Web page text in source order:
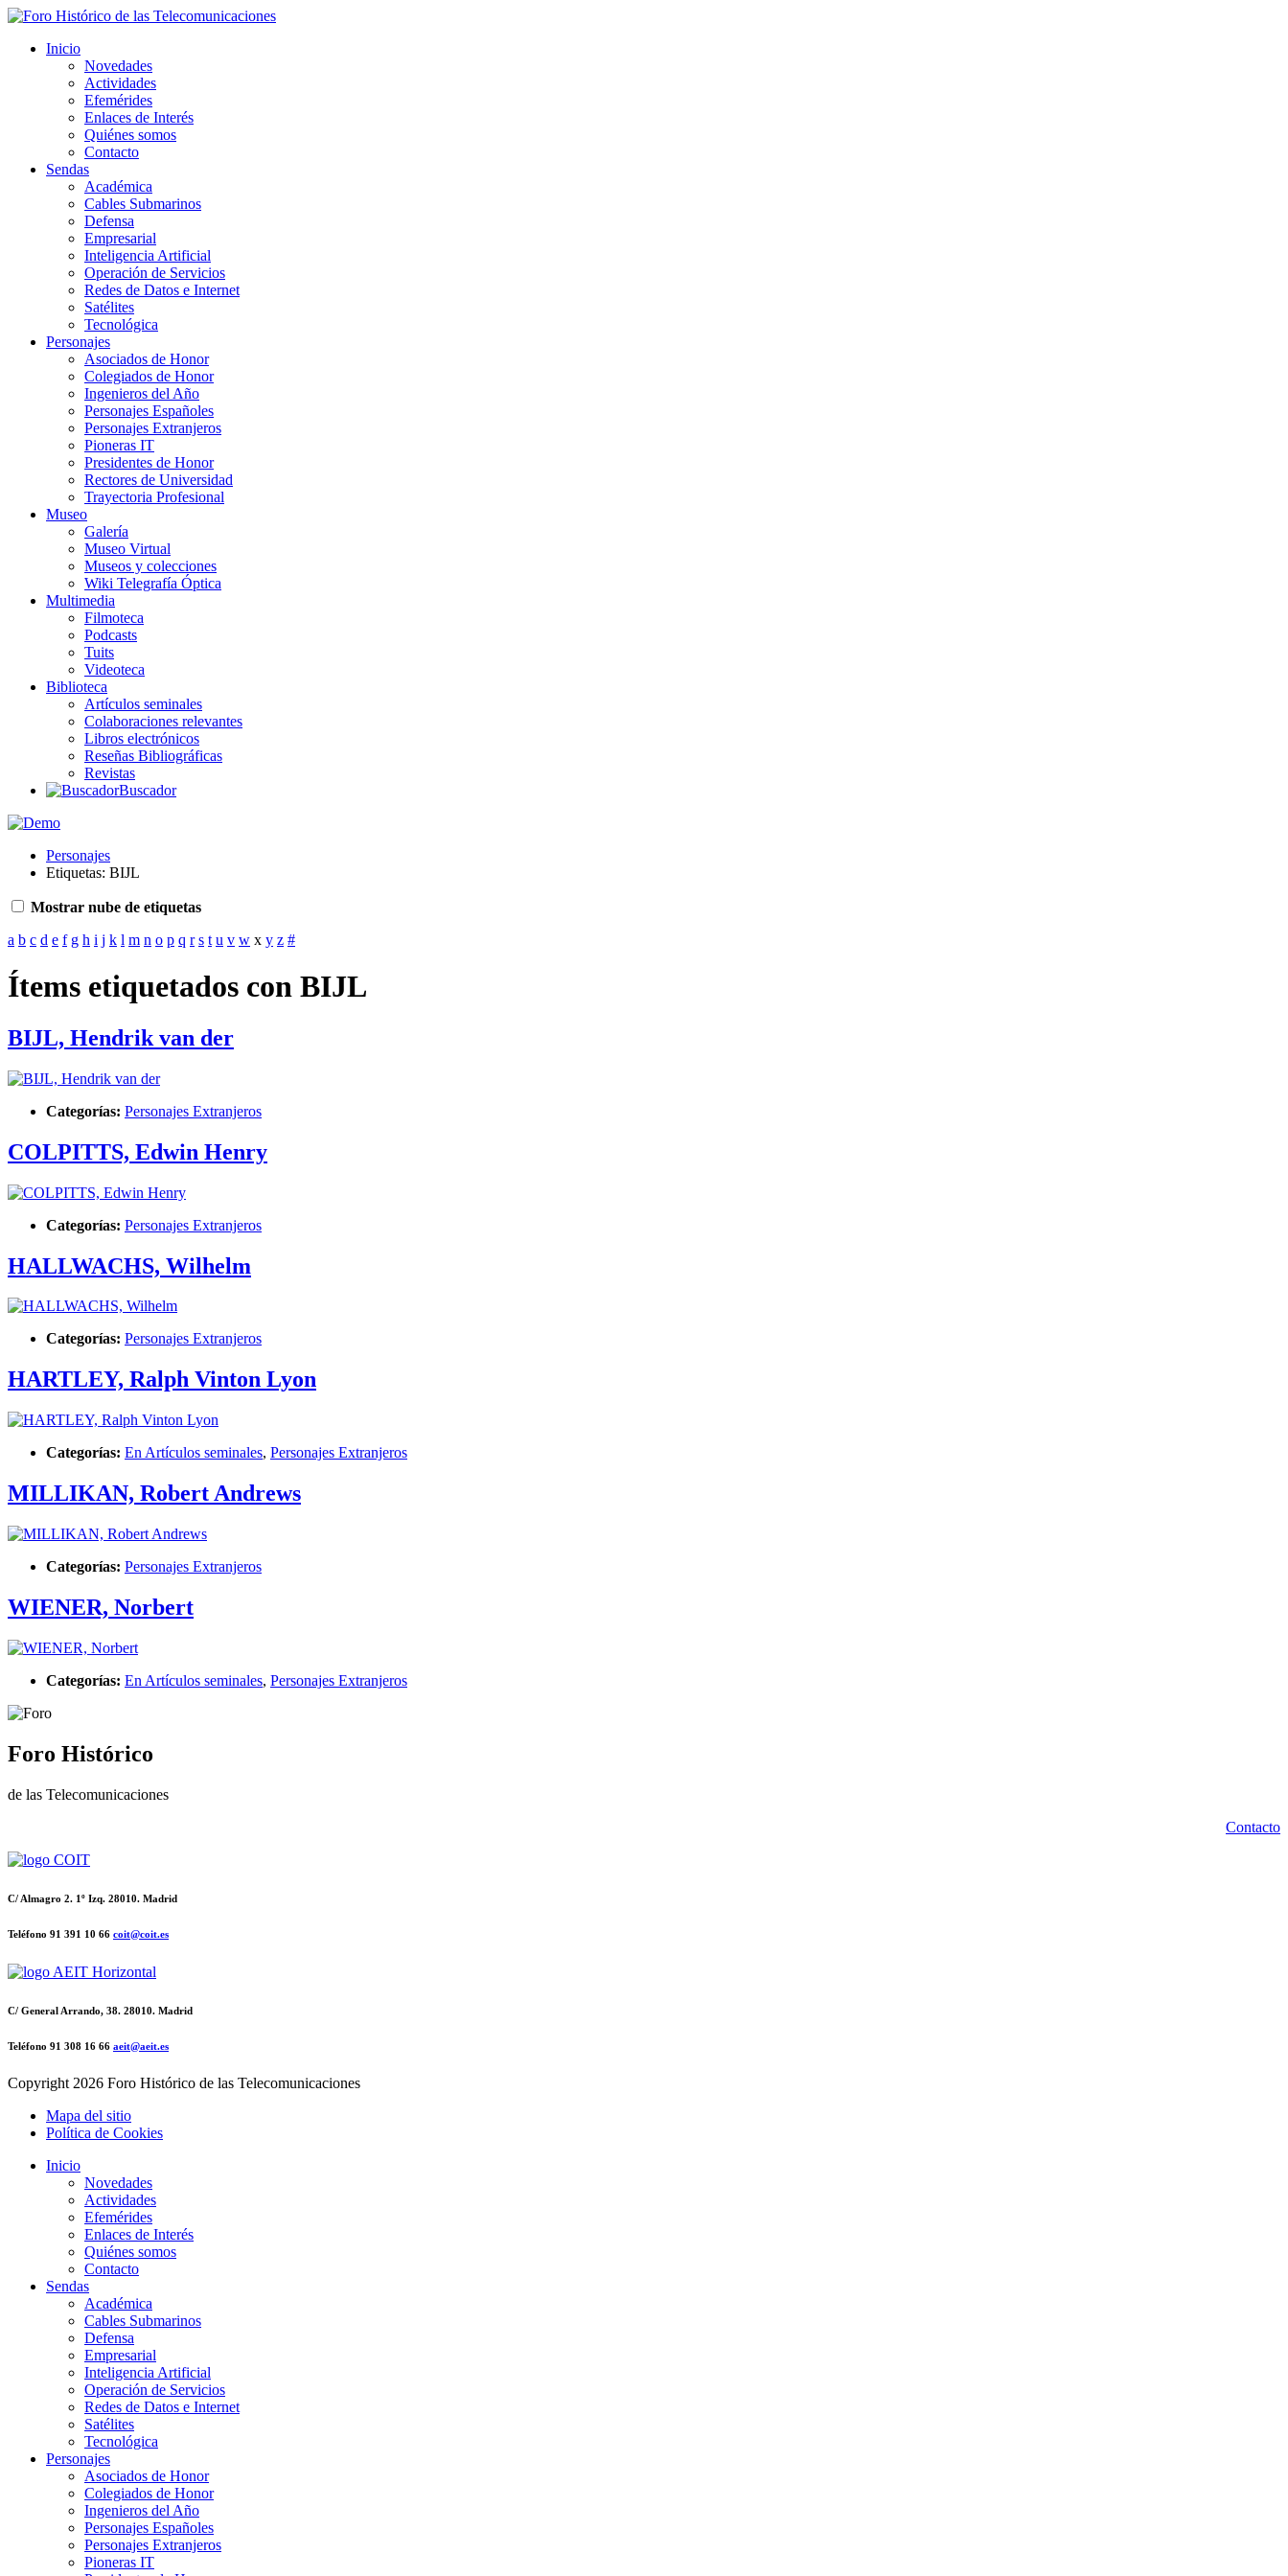
Inicio
Novedades
Actividades
Efemérides
Enlaces de Interés
Quiénes somos
Contacto
Sendas
Académica
Cables Submarinos
Defensa
Empresarial
Inteligencia Artificial
Operación de Servicios
Redes de Datos e Internet
Satélites
Tecnológica
Personajes
Asociados de Honor
Colegiados de Honor
Ingenieros del Año
Personajes Españoles
Personajes Extranjeros
Pioneras IT
Presidentes de Honor
Rectores de Universidad
Trayectoria Profesional
Museo
Galería
Museo Virtual
Museos y colecciones
Wiki Telegrafía Óptica
Multimedia
Filmoteca
Podcasts
Tuits
Videoteca
Biblioteca
Artículos seminales
Colaboraciones relevantes
Libros electrónicos
Reseñas Bibliográficas
Revistas
Buscador
Personajes
Etiquetas: BIJL
Mostrar nube de etiquetas
a b c d e f g h i j k l m n o p q r s t u v w x y z #
Ítems etiquetados con BIJL
BIJL, Hendrik van der
Categorías: Personajes Extranjeros
COLPITTS, Edwin Henry
Categorías: Personajes Extranjeros
HALLWACHS, Wilhelm
Categorías: Personajes Extranjeros
HARTLEY, Ralph Vinton Lyon
Categorías: En Artículos seminales, Personajes Extranjeros
MILLIKAN, Robert Andrews
Categorías: Personajes Extranjeros
WIENER, Norbert
Categorías: En Artículos seminales, Personajes Extranjeros
Foro Histórico
de las Telecomunicaciones
Contacto
C/ Almagro 2. 1º Izq. 28010. Madrid
Teléfono 91 391 10 66 coit@coit.es
C/ General Arrando, 38. 28010. Madrid
Teléfono 91 308 16 66 aeit@aeit.es
Copyright2026 Foro Histórico de las Telecomunicaciones
Mapa del sitio
Política de Cookies
Inicio
Novedades
Actividades
Efemérides
Enlaces de Interés
Quiénes somos
Contacto
Sendas
Académica
Cables Submarinos
Defensa
Empresarial
Inteligencia Artificial
Operación de Servicios
Redes de Datos e Internet
Satélites
Tecnológica
Personajes
Asociados de Honor
Colegiados de Honor
Ingenieros del Año
Personajes Españoles
Personajes Extranjeros
Pioneras IT